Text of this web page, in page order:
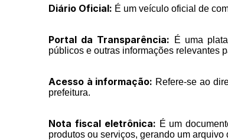
Diário Oficial: É um veículo oficial de
Portal da Transparência: É uma
públicos e outras informações relevantes
Acesso à informação: Refere-se ao
prefeitura.
Nota fiscal eletrônica: É um
produtos ou serviços, gerando um